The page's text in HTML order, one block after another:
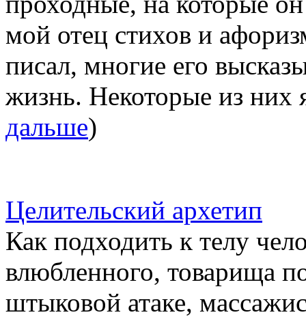
мой отец стихов и
писал, многие его
жизнь. Некоторые из
дальше)
Целительский архетип
Как подходить к телу
влюбленного, товарища
штыковой атаке,